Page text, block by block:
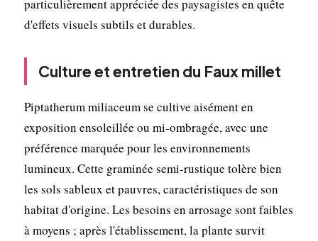
particulièrement appréciée des paysagistes en quête
d'effets visuels subtils et durables.
Culture et entretien du Faux millet
Piptatherum miliaceum se cultive aisément en
exposition ensoleillée ou mi-ombragée, avec une
préférence marquée pour les environnements
lumineux. Cette graminée semi-rustique tolère bien
les sols sableux et pauvres, caractéristiques de son
habitat d'origine. Les besoins en arrosage sont faibles
à moyens ; après l'établissement, la plante survit